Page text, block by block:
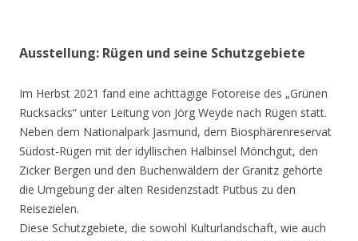
Ausstellung: Rügen und seine Schutzgebiete
Im Herbst 2021 fand eine achttägige Fotoreise des „Grünen
Rucksacks“ unter Leitung von Jörg Weyde nach Rügen statt.
Neben dem Nationalpark Jasmund, dem Biosphärenreservat
Südost-Rügen mit der idyllischen Halbinsel Mönchgut, den
Zicker Bergen und den Buchenwäldern der Granitz gehörte
die Umgebung der alten Residenzstadt Putbus zu den
Reisezielen.
Diese Schutzgebiete, die sowohl Kulturlandschaft, wie auch